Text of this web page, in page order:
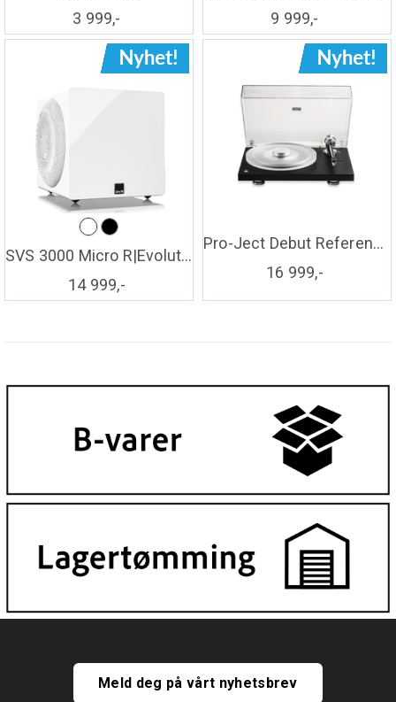
3 999,-
9 999,-
SVS 3000 Micro R|Evolution
14 999,-
Pro-Ject Debut Reference 10 - sort
16 999,-
Meld deg på vårt nyhetsbrev